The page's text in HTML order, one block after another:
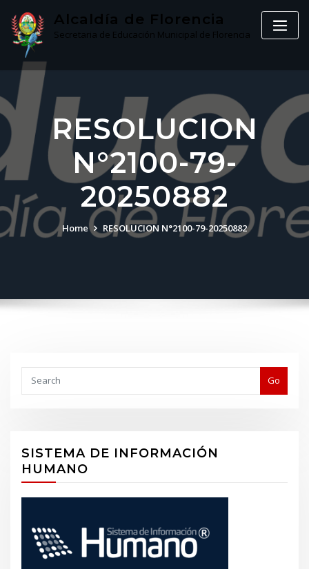
content
Alcaldía de Florencia
Secretaria de Educación Municipal de Florencia
RESOLUCION
N°2100-79-
20250882
Home RESOLUCION N°2100-79-20250882
Go
SISTEMA DE INFORMACIÓN
HUMANO